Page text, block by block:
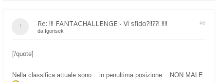
Re: !!! FANTACHALLENGE - Vi sfido?!!??! !!!! #8
da fgorisek
[/quote]
Nella classifica attuale sono... in penultima posizione... NON MALE